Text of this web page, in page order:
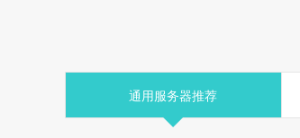
通用服务器推荐